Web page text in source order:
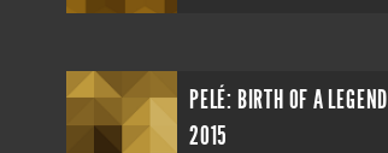
PELÉ: BIRTH OF A LEGEND
2015